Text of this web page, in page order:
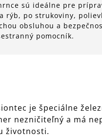
sú ideálne pre
rýb, po strukoviny,
obsluhou a
pomocník.
je špeciálne
nezničiteľný a má
životnosti.